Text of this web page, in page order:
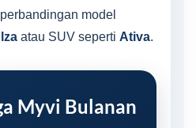
model
atau SUV seperti Ativa.
Myvi Bulanan